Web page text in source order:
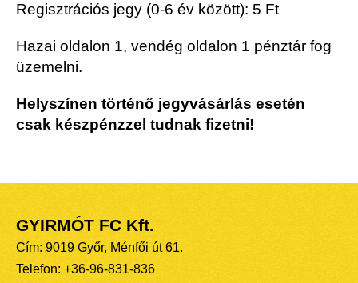
Regisztrációs jegy (0-6 év között): 5 Ft
Hazai oldalon 1, vendég oldalon 1 pénztár fog
üzemelni.
Helyszínen történő jegyvásárlás esetén
csak készpénzzel tudnak fizetni!
GYIRMÓT FC Kft.
Cím: 9019 Győr, Ménfői út 61.
Telefon: +36-96-831-836